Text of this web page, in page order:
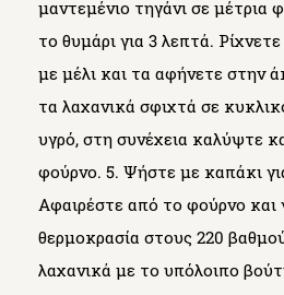
μαντεμένιο τηγάνι σε μέτρια
το θυμάρι για 3 λεπτά.
με μέλι και τα αφήνετε στην
τα λαχανικά σφιχτά σε
υγρό, στη συνέχεια καλύψτε
φούρνο. 5. Ψήστε με καπάκι
Αφαιρέστε από το φούρνο και
θερμοκρασία στους 220
λαχανικά με το υπόλοιπο